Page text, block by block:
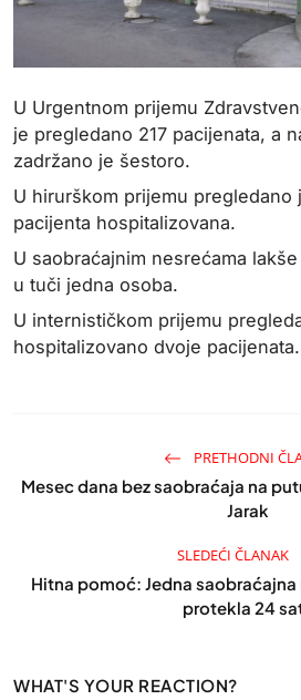
U Urgentnom prijemu
je pregledano 217 pacijenata, a
zadržano je šestoro.
U hirurškom prijemu pregledano
pacijenta hospitalizovana.
U saobraćajnim nesrećama
u tuči jedna osoba.
U internističkom prijemu
hospitalizovano dvoje pacijenata.
PRETHODNI
Mesec dana bez saobraćaja na
Jarak
SLEDEĆI ČLANAK
Hitna pomoć: Jedna saobraćajna
protekla 24
WHAT'S YOUR REACTION?